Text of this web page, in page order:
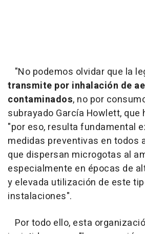
"No podemos olvidar que la
transmite por inhalación de
contaminados, no por
subrayado García Howlett, que
"por eso, resulta fundamental
medidas preventivas en todos
que dispersan microgotas al
especialmente en épocas de
y elevada utilización de este
instalaciones".
Por todo ello, esta